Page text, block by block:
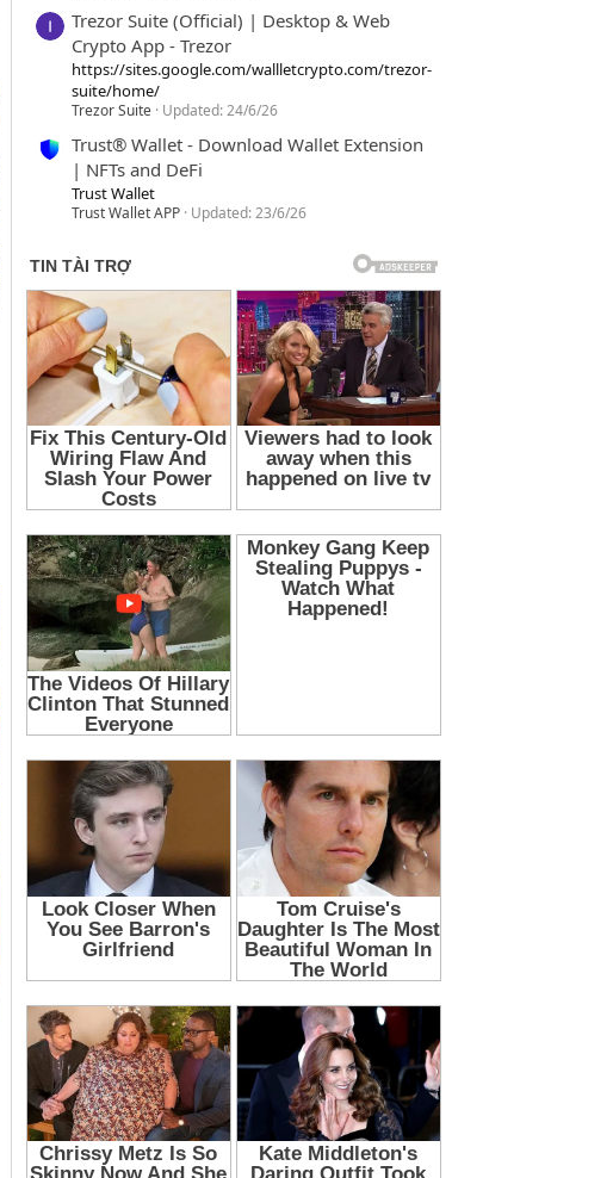
Trezor Suite (Official) | Desktop & Web
Crypto App - Trezor
https://sites.google.com/wallletcrypto.com/trezor-
suite/home/
Trezor Suite Updated:24/6/26
Trust® Wallet - Download Wallet Extension
| NFTs and DeFi
Trust Wallet
Trust Wallet APP Updated:23/6/26